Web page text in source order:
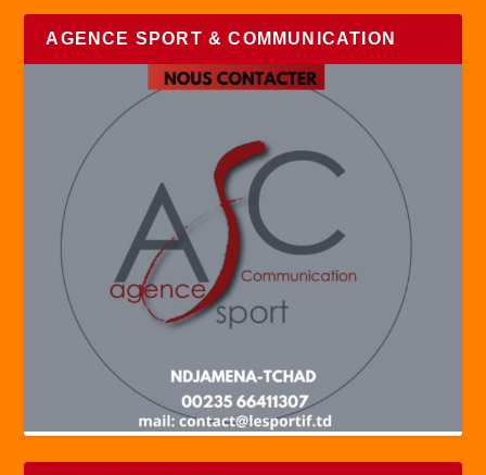
AGENCE SPORT & COMMUNICATION